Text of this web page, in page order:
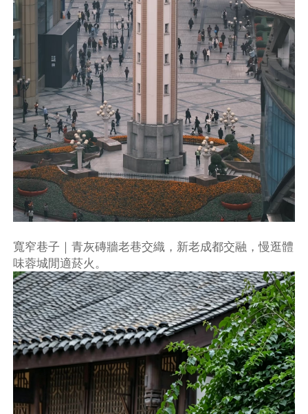
寬窄巷子｜青灰磚牆老巷交織，新老成都交融，慢逛體
味蓉城閒適菸火。